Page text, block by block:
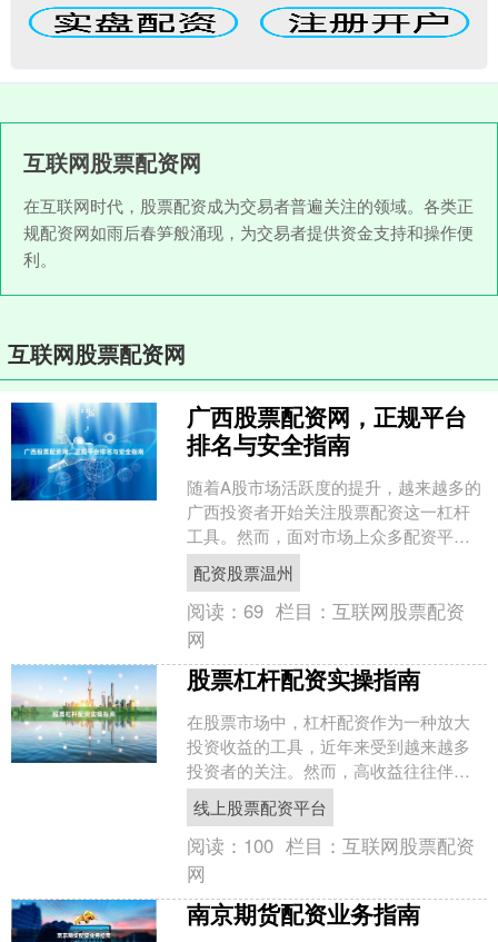
互联网股票配资网
在互联网时代，股票配资成为交易者普遍关注的领域。各类正
规配资网如雨后春笋般涌现，为交易者提供资金支持和操作便
利。
互联网股票配资网
广西股票配资网，正规平台
排名与安全指南
随着A股市场活跃度的提升，越来越多的
广西投资者开始关注股票配资这一杠杆
工具。然而，面对市场上众多配资平
台，如何甄别正规渠道、规避风险，成
为投资者最关心的问题。本....
配资股票温州
阅读：69 栏目：互联网股票配资
网
股票杠杆配资实操指南
在股票市场中，杠杆配资作为一种放大
投资收益的工具，近年来受到越来越多
投资者的关注。然而，高收益往往伴随
着高风险，如何正确使用杠杆配资，成
为投资者必须掌握的关键技....
线上股票配资平台
阅读： 100 栏目：互联网股票配资
网
南京期货配资业务指南